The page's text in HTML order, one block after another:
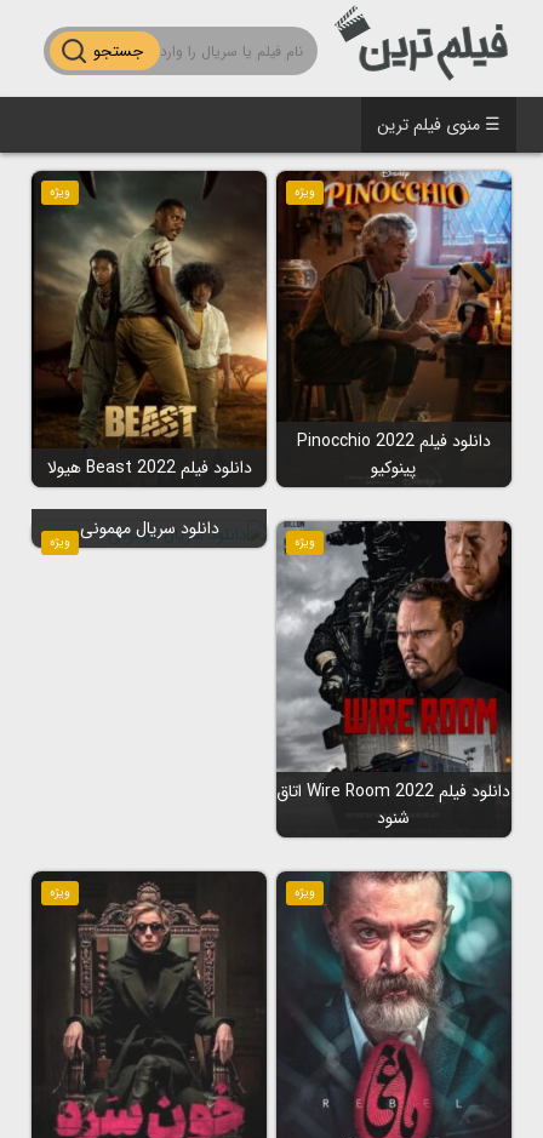
جستجو
☰ منوی فیلم ترین
ویژه
دانلود فیلم Pinocchio 2022
پینوکیو
ویژه
دانلود فیلم Beast 2022 هیولا
ویژه
دانلود فیلم Wire Room 2022 اتاق
شنود
ویژه
دانلود سریال مهمونی
ویژه ویژه